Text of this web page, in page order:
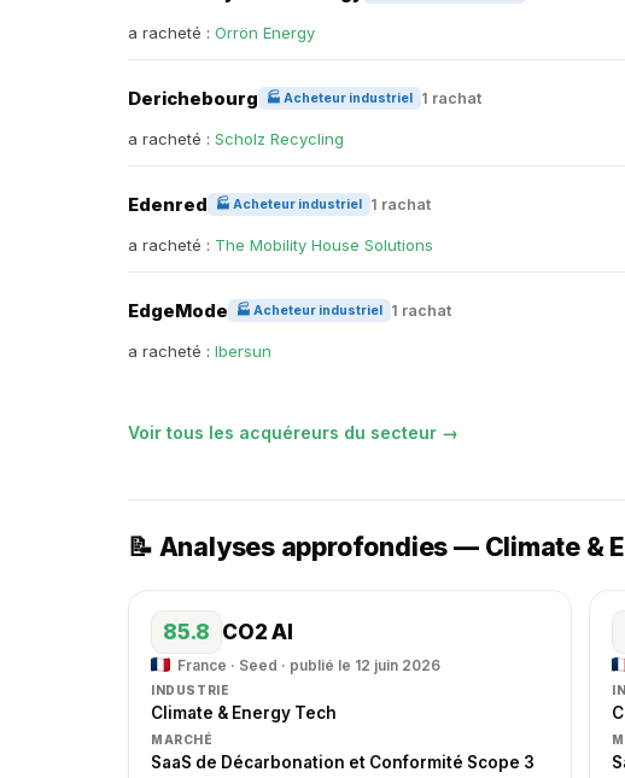
a racheté : Orrön Energy
Derichebourg 🏭 Acheteur industriel 1 rachat
a racheté : Scholz Recycling
Edenred 🏭 Acheteur industriel 1 rachat
a racheté : The Mobility House Solutions
EdgeMode 🏭 Acheteur industriel 1 rachat
a racheté : Ibersun
Voir tous les acquéreurs du secteur →
📝 Analyses approfondies — Climate &
85.8 CO2 AI
France · Seed · publié le 12 juin 2026
INDUSTRIE
Climate & Energy Tech
MARCHÉ
SaaS de Décarbonation et Conformité Scope 3